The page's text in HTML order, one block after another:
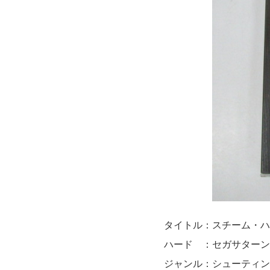
タイトル：スチーム・
ハード ：セガサターン
ジャンル：シューティ